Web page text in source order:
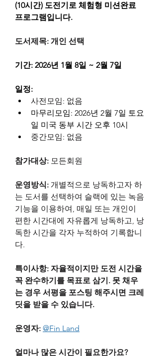
(10시간) 도전기로 체험형 미션완료
프로그램입니다.
도서제목: 개인 선택
기간: 2026년 1월 8일 ~ 2월 7일
일정:
사전모임: 없음
마무리모임: 2026년 2월 7일 토요
일 미국 동부 시간 오후 10시
중간모임: 없음
참가대상: 모든회원
운영방식: 개별적으로 낭독하고자 하
는 도서를 선택하여 슬랙에 있는 녹음
기능을 이용하여, 매일 또는 개인이
편한 시간대에 자유롭게 낭독하고, 낭
독한 시간을 각자 누적하여 기록합니
다.
특이사항: 자율적이지만 도전 시간을
꼭 완수하기를 목표로 삼기. 못 채우
는 경우 서평을 포스팅 해주시면 크레
딧을 받을 수 있습니다.
운영자: @Fin Land
얼마나 많은 시간이 필요한가요?